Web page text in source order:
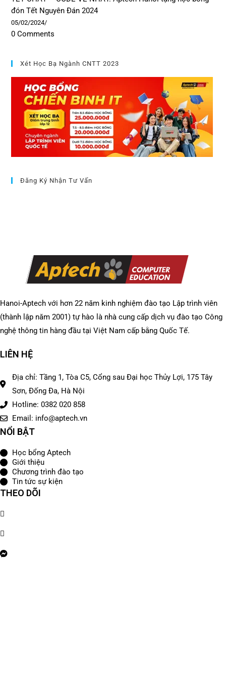
đón Tết Nguyên Đán 2024
05/02/2024/
0 Comments
Xét Học Bạ Ngành CNTT 2023
Đăng Ký Nhận Tư Vấn
Hanoi-Aptech với hơn 22 năm kinh nghiệm đào tạo Lập trình viên
(thành lập năm 2001) tự hào là nhà cung cấp dịch vụ đào tạo Công
nghệ thông tin hàng đầu tại Việt Nam cấp bằng Quốc Tế.
LIÊN HỆ
Địa chỉ: Tầng 1, Tòa C5, Cổng sau Đại học Thủy Lợi, 175 Tây
Sơn, Đống Đa, Hà Nội
Hotline: 0382 020 858
Email: info@aptech.vn
NỔI BẬT
Học bổng Aptech
Giới thiệu
Chương trình đào tạo
Tin tức sự kiện
THEO DÕI